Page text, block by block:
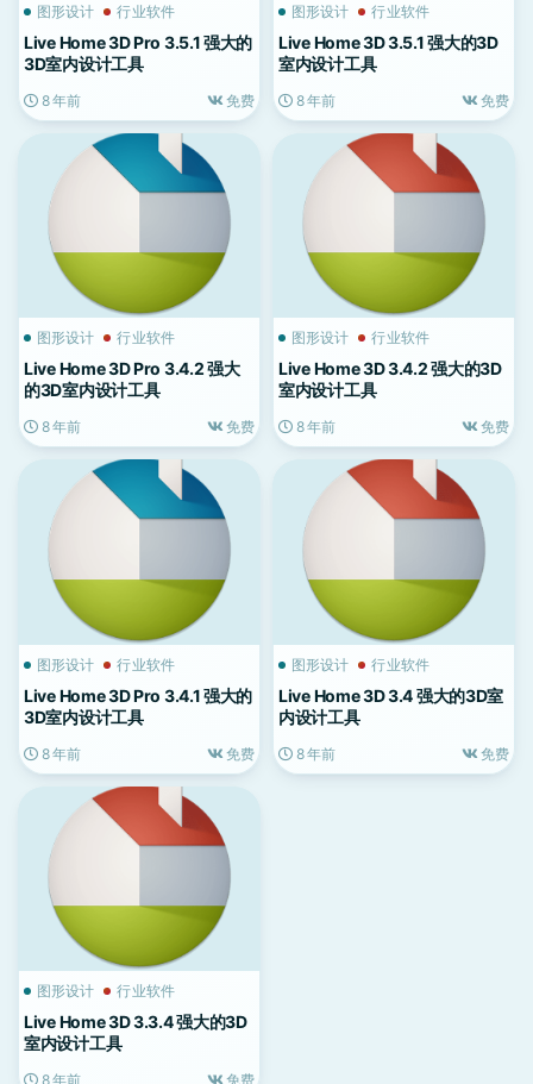
图形设计 行业软件
Live Home 3D Pro 3.5.1 强大的
3D室内设计工具
8 年前 免费
图形设计 行业软件
Live Home 3D 3.5.1 强大的3D
室内设计工具
8 年前 免费
图形设计 行业软件
Live Home 3D Pro 3.4.2 强大
的3D室内设计工具
8 年前 免费
图形设计 行业软件
Live Home 3D 3.4.2 强大的3D
室内设计工具
8 年前 免费
图形设计 行业软件
Live Home 3D Pro 3.4.1 强大的
3D室内设计工具
8 年前 免费
图形设计 行业软件
Live Home 3D 3.4 强大的3D室
内设计工具
8 年前 免费
图形设计 行业软件
Live Home 3D 3.3.4 强大的3D
室内设计工具
8 年前 免费